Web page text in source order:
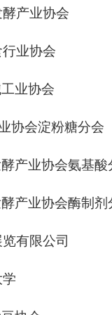
产业协会
业协会
业协会
协会淀粉糖分会
产业协会氨基酸
产业协会酶制剂
有限公司